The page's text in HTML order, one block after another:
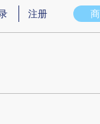
意图存在偏差。不代
注册